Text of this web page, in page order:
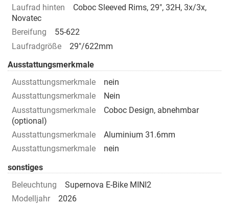
Laufrad hinten
Coboc Sleeved Rims, 29", 32H, 3x/3x,
Novatec
Bereifung
55-622
Laufradgröße
29"/622mm
Ausstattungsmerkmale
Ausstattungsmerkmale
nein
Ausstattungsmerkmale
Nein
Ausstattungsmerkmale
Coboc Design, abnehmbar
(optional)
Ausstattungsmerkmale
Aluminium 31.6mm
Ausstattungsmerkmale
nein
sonstiges
Beleuchtung
Supernova E-Bike MINI2
Modelljahr
2026